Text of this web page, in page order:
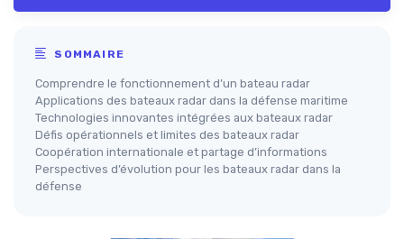
SOMMAIRE
Comprendre le fonctionnement d’un bateau radar
Applications des bateaux radar dans la défense maritime
Technologies innovantes intégrées aux bateaux radar
Défis opérationnels et limites des bateaux radar
Coopération internationale et partage d’informations
Perspectives d’évolution pour les bateaux radar dans la
défense